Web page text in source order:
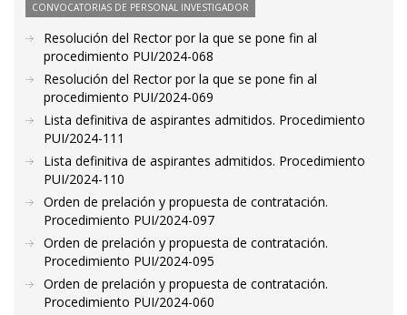
CONVOCATORIAS DE PERSONAL INVESTIGADOR
Resolución del Rector por la que se pone fin al
procedimiento PUI/2024-068
Resolución del Rector por la que se pone fin al
procedimiento PUI/2024-069
Lista definitiva de aspirantes admitidos. Procedimiento
PUI/2024-111
Lista definitiva de aspirantes admitidos. Procedimiento
PUI/2024-110
Orden de prelación y propuesta de contratación.
Procedimiento PUI/2024-097
Orden de prelación y propuesta de contratación.
Procedimiento PUI/2024-095
Orden de prelación y propuesta de contratación.
Procedimiento PUI/2024-060